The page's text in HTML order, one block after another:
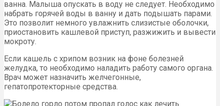
ванна. Малыша опускать в воду не следует. Необходимо
набрать горячей воды в ванну и дать подышать парами.
Это позволит немного увлажнить слизистые оболочки,
приостановить кашлевой приступ, разжижить и вывести
мокроту.
Если кашель с хрипом возник на фоне болезней
желудка, то необходимо наладить работу самого органа.
Врач может назначить желчегонные,
гепатопротекторные средства.